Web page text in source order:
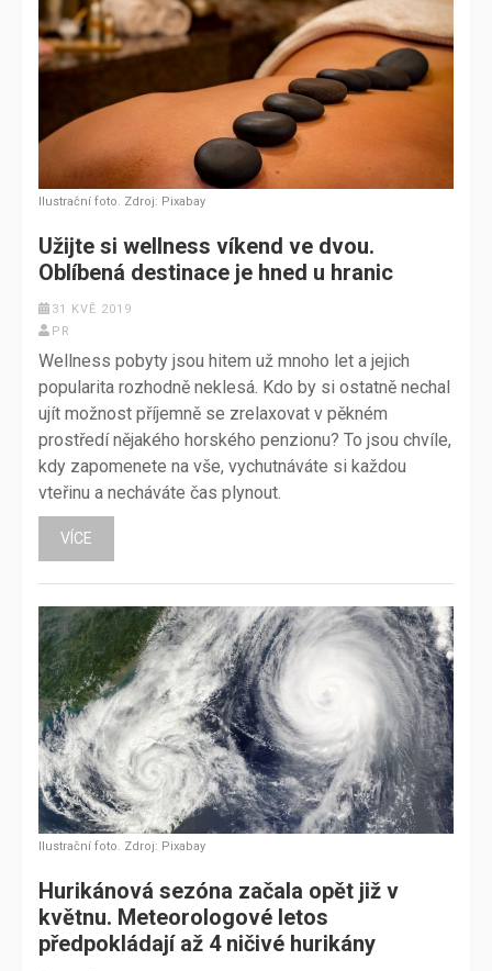
Ilustrační foto. Zdroj: Pixabay
Užijte si wellness víkend ve dvou.
Oblíbená destinace je hned u hranic
31 KVĚ 2019
PR
Wellness pobyty jsou hitem už mnoho let a jejich
popularita rozhodně neklesá. Kdo by si ostatně nechal
ujít možnost příjemně se zrelaxovat v pěkném
prostředí nějakého horského penzionu? To jsou chvíle,
kdy zapomenete na vše, vychutnáváte si každou
vteřinu a necháváte čas plynout.
VÍCE
Ilustrační foto. Zdroj: Pixabay
Hurikánová sezóna začala opět již v
květnu. Meteorologové letos
předpokládají až 4 ničivé hurikány